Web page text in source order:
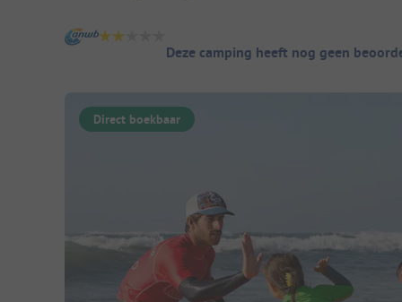
Camping overzicht
Deze camping heeft nog geen
Direct boekbaar